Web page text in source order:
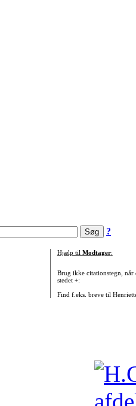
?
Hjælp til Modtager:
Brug ikke citationstegn, når
stedet +:
Find f.eks. breve til